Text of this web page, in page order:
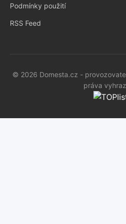
Podmínky použití
RSS Feed
© 2026 Domesta.cz -
práva